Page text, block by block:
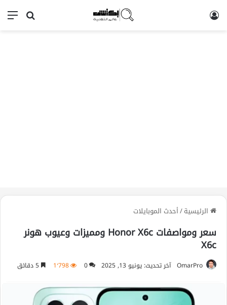
بحث عن
الرئيسية/أحدث الموبايلات
سعر ومواصفات Honor X6c ومميزات وعيوب هونر
X6c
OmarPro آخر تحديث: يونيو 13, 2025 0 1٬798